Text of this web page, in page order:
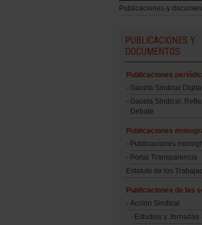
Publicaciones·y
PUBLICACIONES Y
DOCUMENTOS
Publicaciones
Gaceta Sindical Digital
Gaceta Sindical.
Debate
Publicaciones
Publicaciones
Portal Transparencia
Estatuto de los
Publicaciones de las
Acción Sindical
Estudios y Jornadas